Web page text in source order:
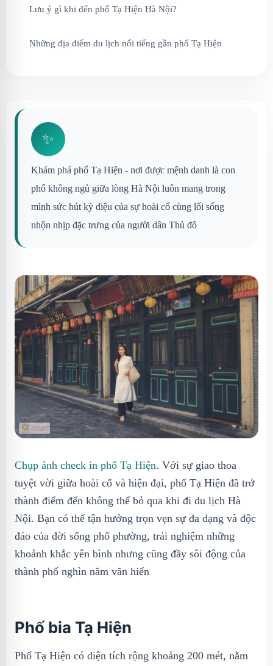
Lưu ý gì khi đến phố Tạ Hiện Hà Nội?
Những địa điểm du lịch nổi tiếng gần phố Tạ Hiện
✨
Khám phá phố Tạ Hiện - nơi được mệnh danh là con
phố không ngủ giữa lòng Hà Nội luôn mang trong
mình sức hút kỳ diệu của sự hoài cổ cùng lối sống
nhộn nhịp đặc trưng của người dân Thủ đô
Chụp ảnh check in phố Tạ Hiện. Với sự giao thoa
tuyệt vời giữa hoài cổ và hiện đại, phố Tạ Hiện đã trở
thành điểm đến không thể bỏ qua khi đi du lịch Hà
Nội. Bạn có thể tận hưởng trọn vẹn sự đa dạng và độc
đáo của đời sống phố phường, trải nghiệm những
khoảnh khắc yên bình nhưng cũng đầy sôi động của
thành phố nghìn năm văn hiến
Phố bia Tạ Hiện
Phố Tạ Hiện có diện tích rộng khoảng 200 mét, nằm